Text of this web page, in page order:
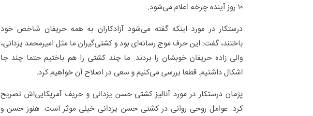
۱۰ روز آینده چرخه اعلام می‌شود.
درستکار در مورد اینکه گفته می‌شود آزادکاران به همه حریفان شاخص خود
باختند، گفت: این حرف موج رسانه‌ای بود و کشتی‌گیران ما مثل امیرمحمد یزدانی،
والی زاده حریفان خوبشان را بردند. ما چند کشتی را هم باختیم حتما چند جا
اشکال داشتیم. قطعا بررسی می‌کنیم و سعی در اصلاح آن خواهیم کرد.
پژمان درستکار در مورد آنالیز کشتی حسن یزدانی و حریف آمریکایی‌اش تصریح
کرد: عوامل روحی روانی در کشتی حسن یزدانی خیلی موثر است. هنوز حسن و